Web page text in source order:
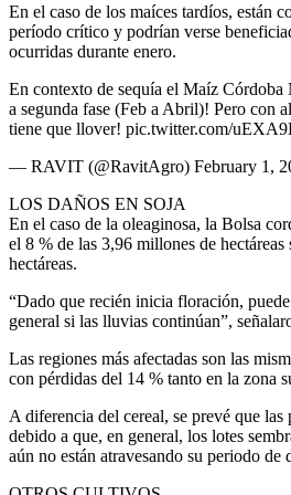
En el caso de los maíces tardíos, están
período crítico y podrían verse
ocurridas durante enero.
En contexto de sequía el Maíz
a segunda fase (Feb a Abril)! Pero con
tiene que llover! pic.twitter.com/
— RAVIT (@RavitAgro) February 1,
LOS DAÑOS EN SOJA
En el caso de la oleaginosa, la Bolsa
el 8 % de las 3,96 millones de hectáreas
hectáreas.
“Dado que recién inicia floración,
general si las lluvias continúan”,
Las regiones más afectadas son las
con pérdidas del 14 % tanto en la zona
A diferencia del cereal, se prevé que las
debido a que, en general, los lotes
aún no están atravesando su periodo